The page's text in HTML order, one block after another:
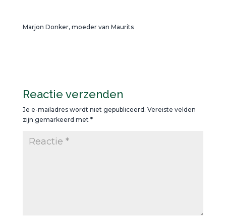
Marjon Donker, moeder van Maurits
Reactie verzenden
Je e-mailadres wordt niet gepubliceerd. Vereiste velden
zijn gemarkeerd met *